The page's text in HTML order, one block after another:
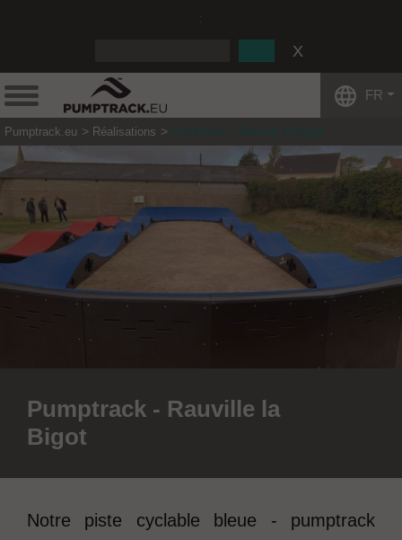
FR
Pumptrack.eu Réalisations Pumptrack - Rauville la Bigot
Pumptrack - Rauville la
Bigot
Notre piste cyclable bleue - pumptrack